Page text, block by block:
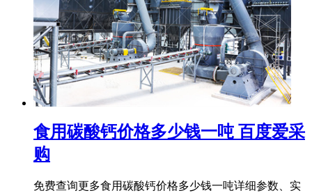
食用碳酸钙价格多少钱一吨 百度爱采
购
免费查询更多食用碳酸钙价格多少钱一吨详细参数、实